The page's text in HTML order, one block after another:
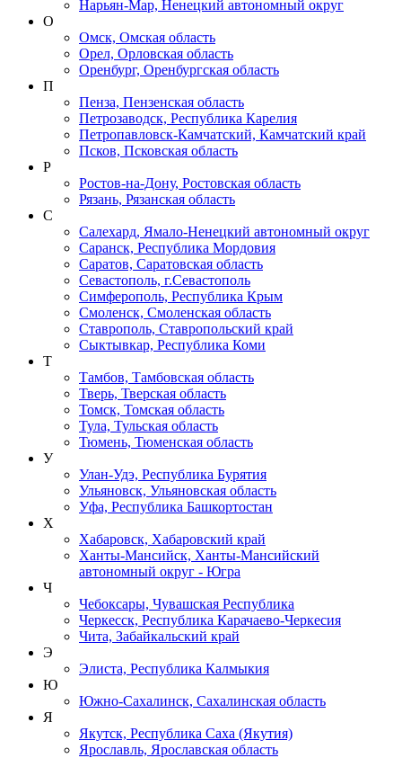
Нарьян-Мар, Ненецкий автономный округ
О
Омск, Омская область
Орел, Орловская область
Оренбург, Оренбургская область
П
Пенза, Пензенская область
Петрозаводск, Республика Карелия
Петропавловск-Камчатский, Камчатский край
Псков, Псковская область
Р
Ростов-на-Дону, Ростовская область
Рязань, Рязанская область
С
Салехард, Ямало-Ненецкий автономный округ
Саранск, Республика Мордовия
Саратов, Саратовская область
Севастополь, г.Севастополь
Симферополь, Республика Крым
Смоленск, Смоленская область
Ставрополь, Ставропольский край
Сыктывкар, Республика Коми
Т
Тамбов, Тамбовская область
Тверь, Тверская область
Томск, Томская область
Тула, Тульская область
Тюмень, Тюменская область
У
Улан-Удэ, Республика Бурятия
Ульяновск, Ульяновская область
Уфа, Республика Башкортостан
Х
Хабаровск, Хабаровский край
Ханты-Мансийск, Ханты-Мансийский
автономный округ - Югра
Ч
Чебоксары, Чувашская Республика
Черкесск, Республика Карачаево-Черкесия
Чита, Забайкальский край
Э
Элиста, Республика Калмыкия
Ю
Южно-Сахалинск, Сахалинская область
Я
Якутск, Республика Саха (Якутия)
Ярославль, Ярославская область